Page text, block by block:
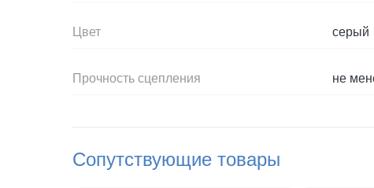
Цвет серый
Прочность сцепления не
Сопутствующие товары